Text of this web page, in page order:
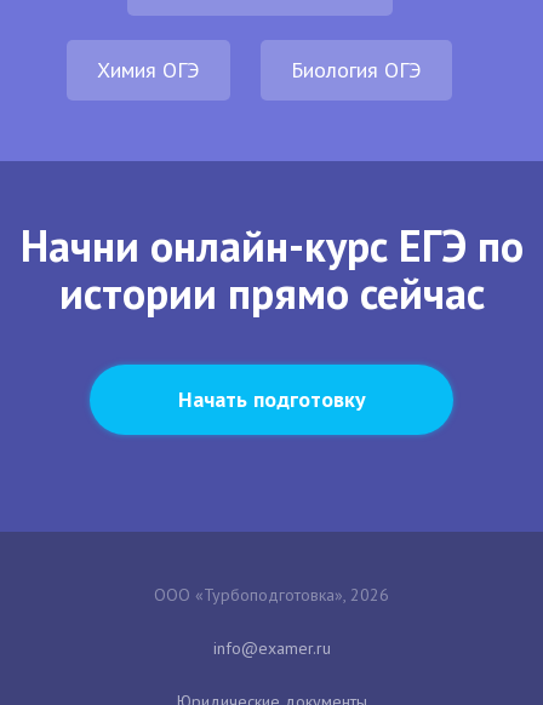
Химия ОГЭ Биология ОГЭ
Начни онлайн-курс ЕГЭ по
истории прямо сейчас
Начать подготовку
ООО «Турбоподготовка», 2026